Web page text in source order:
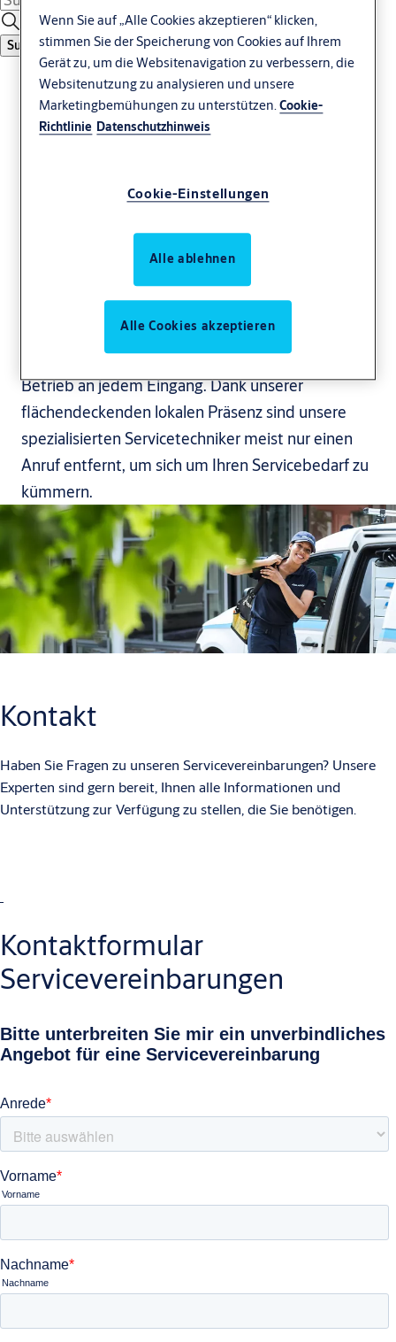
Suche
Lassen Sie uns über
Servicevereinbarung
sprechen
Unsere Servicevereinbarungen gewährleisten
einen zuverlässigen, sicheren und nachhaltigen
Betrieb an jedem Eingang. Dank unserer
flächendeckenden lokalen Präsenz sind unsere
spezialisierten Servicetechniker meist nur einen
Anruf entfernt, um sich um Ihren Servicebedarf zu
kümmern.
Kontakt
Haben Sie Fragen zu unseren Servicevereinbarungen? Unsere
Experten sind gern bereit, Ihnen alle Informationen und
Unterstützung zur Verfügung zu stellen, die Sie benötigen.
Kontaktformular
Servicevereinbarungen
Wenn Sie auf „Alle Cookies akzeptieren“ klicken,
stimmen Sie der Speicherung von Cookies auf Ihrem
Gerät zu, um die Websitenavigation zu verbessern, die
Websitenutzung zu analysieren und unsere
Marketingbemühungen zu unterstützen.Cookie-
Richtlinie Datenschutzhinweis
Cookie-Einstellungen
Alle ablehnen
Alle Cookies akzeptieren